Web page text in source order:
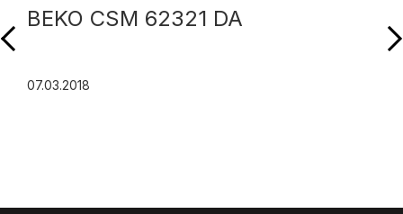
BEKO CSM 62321 DA
07.03.2018